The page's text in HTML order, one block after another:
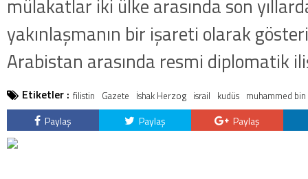
mülakatlar iki ülke arasında son
yakınlaşmanın bir işareti olarak
Arabistan arasında resmi diplomatik
Etiketler : filistin Gazete İshak Herzog israil kudüs muhammed bin
Paylaş Paylaş Paylaş